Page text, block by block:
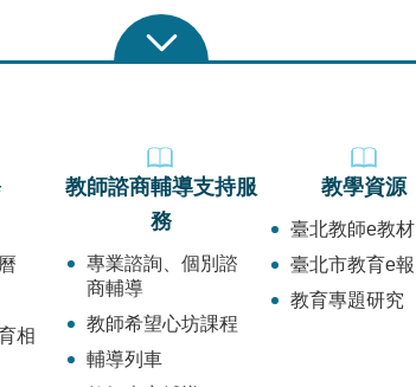
相
教師諮商輔導支持服
務
專業諮詢、個別諮
商輔導
教師希望心坊課程
輔導列車
教學資源
臺北教師e教材
臺北市教育e報
教育專題研究